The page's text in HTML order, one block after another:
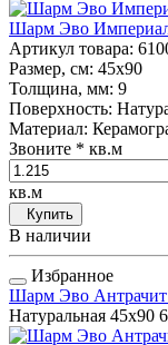
Шарм Эво
Артикул товара:
Размер, см: 45x90
Толщина, мм: 9
Поверхность:
Материал:
Звоните * кв.м
кв.м
Купить
В наличии
Избранное
Шарм Эво Антрачит
Натуральная 45x90